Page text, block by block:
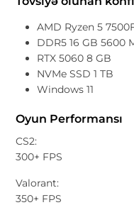
AMD Ryzen 5
DDR5 16 GB 5600
RTX 5060 8 GB
NVMe SSD 1 TB
Windows 11
Oyun Performansı
CS2:
300+ FPS
Valorant:
350+ FPS